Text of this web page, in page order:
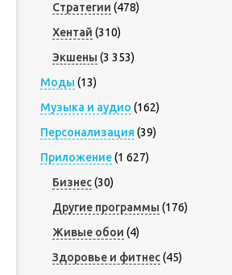
Стратегии (478)
Хентай (310)
Экшены (3 353)
Моды (13)
Музыка и аудио (162)
Персонализация (39)
Приложение(1 627)
Бизнес(30)
Другие программы (176)
Живые обои (4)
Здоровье и фитнес(45)